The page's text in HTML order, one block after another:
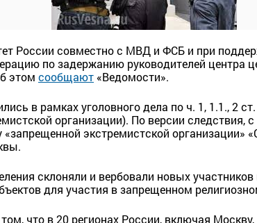
России совместно с МВД и ФСБ и при
по задержанию руководителей центра
этом сообщают «Ведомости».
в рамках уголовного дела по ч. 1, 1.1., 2
организации). По версии следствия,
«запрещенной экстремистской организации»
склоняли и вербовали новых
для участия в запрещенном
что в 20 регионах России, включая